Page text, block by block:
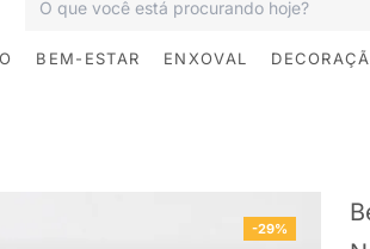
BEM-ESTAR ENXOVAL
-29%